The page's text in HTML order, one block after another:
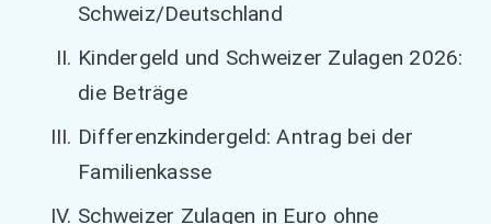
Schweiz/Deutschland
Kindergeld und Schweizer Zulagen 2026:
die Beträge
Differenzkindergeld: Antrag bei der
Familienkasse
Schweizer Zulagen in Euro ohne